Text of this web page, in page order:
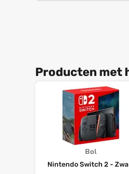
Producten met
Bol
Nintendo Switch 2 -